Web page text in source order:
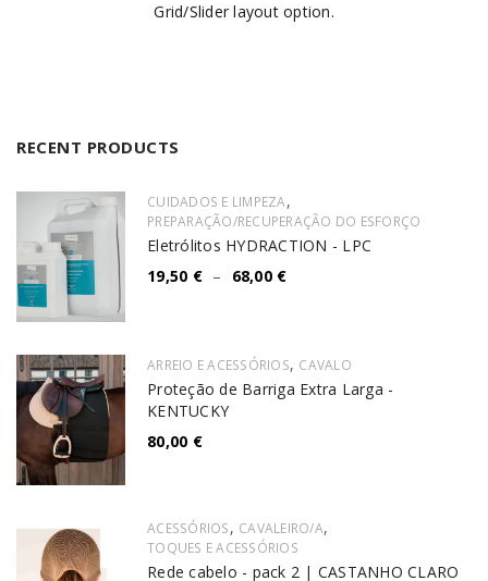
Grid/Slider layout option.
RECENT PRODUCTS
CUIDADOS E LIMPEZA,
PREPARAÇÃO/RECUPERAÇÃO DO ESFORÇO
Eletrólitos HYDRACTION - LPC
19,50 € – 68,00 €
ARREIO E ACESSÓRIOS, CAVALO
Proteção de Barriga Extra Larga -
KENTUCKY
80,00 €
ACESSÓRIOS, CAVALEIRO/A,
TOQUES E ACESSÓRIOS
Rede cabelo - pack 2 | CASTANHO CLARO